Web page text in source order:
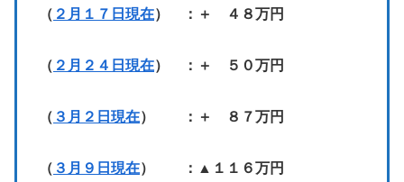
（ ２月１７日現在） ：＋ ４８万円
（ ２月２４日現在） ：＋ ５０万円
（ ３月２日現在） ：＋ ８７万円
（ ３月９日現在） ：▲１１６万円